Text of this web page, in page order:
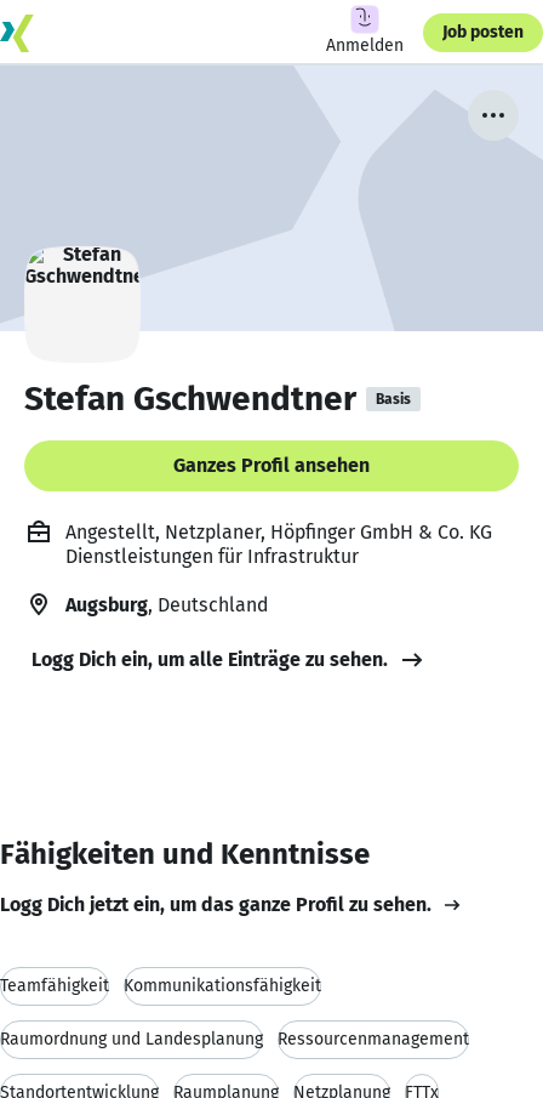
Anmelden
Job posten
Stefan Gschwendtner Basis
Ganzes Profil ansehen
Angestellt, Netzplaner, Höpfinger GmbH & Co. KG
Dienstleistungen für Infrastruktur
Augsburg, Deutschland
Logg Dich ein, um alle Einträge zu sehen.
Fähigkeiten und Kenntnisse
Logg Dich jetzt ein, um das ganze Profil zu sehen.
Teamfähigkeit Kommunikationsfähigkeit
Raumordnung und Landesplanung Ressourcenmanagement
Standortentwicklung Raumplanung Netzplanung FTTx